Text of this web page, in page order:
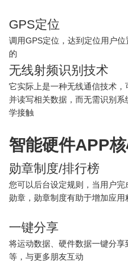
GPS定位
调用GPS定位，达到定位用户
的
无线射频识别技术
它实际上是一种无线通信技术
并读写相关数据，而无需识别
学接触
智能硬件APP
勋章制度/排行榜
您可以后台设定规则，当用户
勋章，勋章制度有助于增加应用
一键分享
将运动数据、硬件数据一键分
等，与更多朋友互动